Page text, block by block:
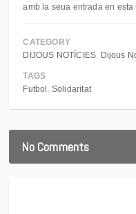
amb la seua entrada en
CATEGORY
DIJOUS NOTÍCIES
Dijous
TAGS
Futbol
Solidaritat
No Comments